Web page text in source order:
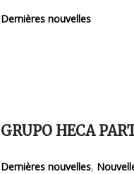
Dernières nouvelles
GRUPO HECA
Dernières nouvelles,